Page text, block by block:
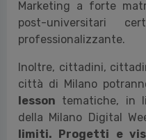
dall’opera MILANO
forniti dalle stazioni di
Partner speciale
Unimarconi, la prima
e partner di 24ORE
attivato, tra gli altri, il
Marketing a forte
post-universitari